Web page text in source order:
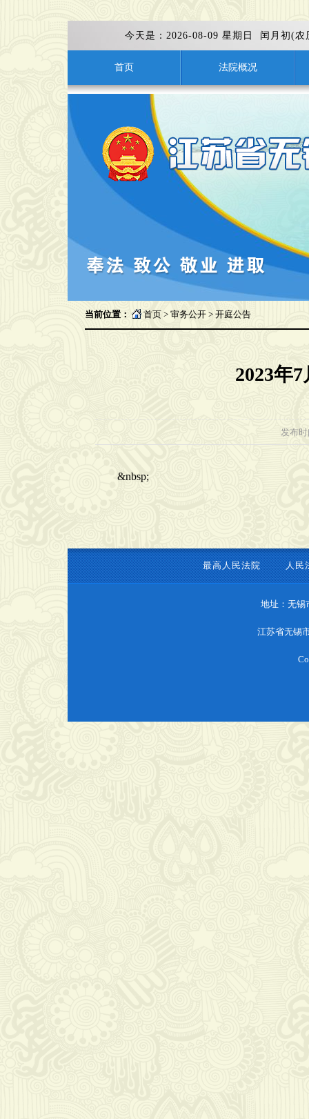
今天是： 2026-08-09 星期日 闰月初(
首页 法院概况
当前位置： 首页 > 审务公开 > 开庭公告
2023年
发布
&nbsp;
最高人民法院 人民
地址：无锡
江苏省无锡